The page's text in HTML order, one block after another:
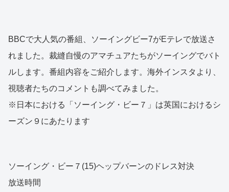
BBCで大人気の番組、ソーイングビー7がEテレで放送さ
れました。裁縫自慢のアマチュアたちがソーイングでバト
ルします。番組内容をご紹介します。海外インスタより、
視聴者たちのコメントも調べてみました。
※日本における「ソーイング・ビー７」は英国におけるシ
ーズン９にあたります
ソーイング・ビー７(15)ヘップバーンのドレス対決
放送時間